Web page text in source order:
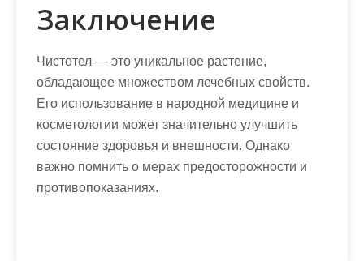
Заключение
Чистотел — это уникальное растение,
обладающее множеством лечебных свойств.
Его использование в народной медицине и
косметологии может значительно улучшить
состояние здоровья и внешности. Однако
важно помнить о мерах предосторожности и
противопоказаниях.